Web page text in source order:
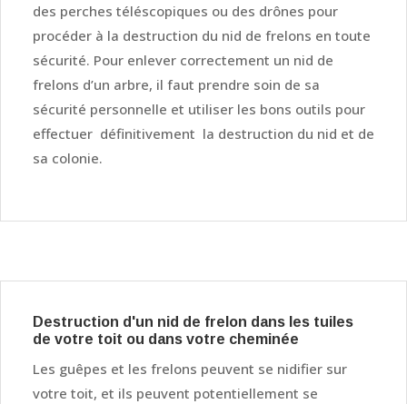
des perches téléscopiques ou des drônes pour
procéder à la destruction du nid de frelons en toute
sécurité. Pour enlever correctement un nid de
frelons d’un arbre, il faut prendre soin de sa
sécurité personnelle et utiliser les bons outils pour
effectuer définitivement la destruction du nid et de
sa colonie.
Destruction d'un nid de frelon dans les tuiles
de votre toit ou dans votre cheminée
Les guêpes et les frelons peuvent se nidifier sur
votre toit, et ils peuvent potentiellement se